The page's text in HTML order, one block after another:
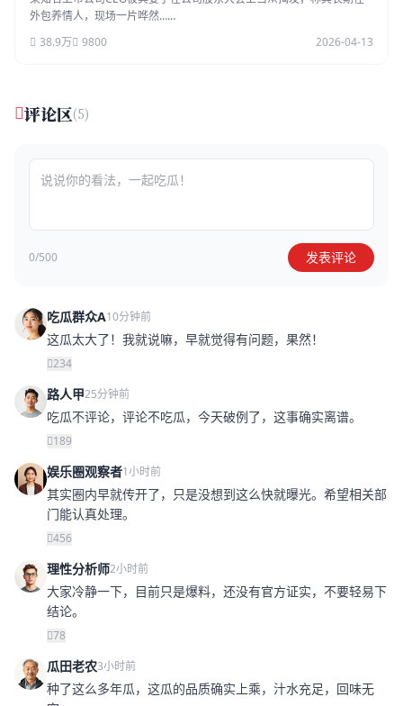
外包养情人，现场一片哗然……
38.9万
9800 2026-04-13
评论区(5)
0/500 发表评论
吃瓜群众A10分钟前
这瓜太大了！我就说嘛，早就觉得有问题，果然！
234
路人甲25分钟前
吃瓜不评论，评论不吃瓜，今天破例了，这事确实离谱。
189
娱乐圈观察者1小时前
其实圈内早就传开了，只是没想到这么快就曝光。希望相关部
门能认真处理。
456
理性分析师2小时前
大家冷静一下，目前只是爆料，还没有官方证实，不要轻易下
结论。
78
瓜田老农3小时前
种了这么多年瓜，这瓜的品质确实上乘，汁水充足，回味无